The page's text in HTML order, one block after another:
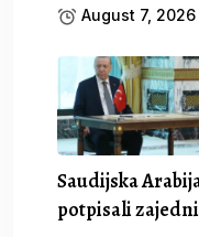
August 7, 2026
Saudijska
potpisali